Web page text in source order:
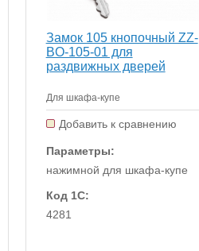
Замок 105 кнопочный ZZ-
BO-105-01 для
раздвижных дверей
Для шкафа-купе
Добавить к сравнению
Параметры:
нажимной для шкафа-купе
Код 1С:
4281